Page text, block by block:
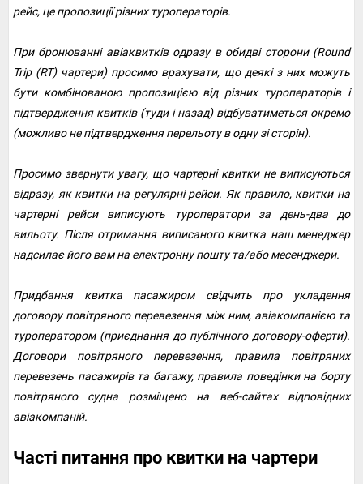
рейс, це пропозиції різних туроператорів.
При бронюванні авіаквитків одразу в обидві сторони (Round
Trip (RT) чартери) просимо врахувати, що деякі з них можуть
бути комбінованою пропозицією від різних туроператорів і
підтвердження квитків (туди і назад) відбуватиметься окремо
(можливо не підтвердження перельоту в одну зі сторін).
Просимо звернути увагу, що чартерні квитки не виписуються
відразу, як квитки на регулярні рейси. Як правило, квитки на
чартерні рейси виписують туроператори за день-два до
вильоту. Після отримання виписаного квитка наш менеджер
надсилає його вам на електронну пошту та/або месенджери.
Придбання квитка пасажиром свідчить про укладення
договору повітряного перевезення між ним, авіакомпанією та
туроператором (приєднання до публічного договору-оферти).
Договори повітряного перевезення, правила повітряних
перевезень пасажирів та багажу, правила поведінки на борту
повітряного судна розміщено на веб-сайтах відповідних
авіакомпаній.
Часті питання про квитки на чартери